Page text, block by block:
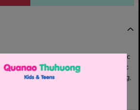
co dãn nhẹ, khóa kéo êm trơn, được
nhấn họa tiết nổi bật. Hai túi trước ngực
khoác nhẹ, không tạo cảm giác nóng,
động thường ngày của bé
16y,